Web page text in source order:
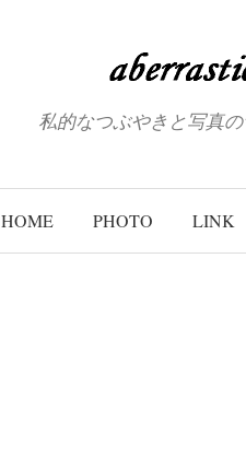
私的なつぶやきと写真の
HOME PHOTO LINK